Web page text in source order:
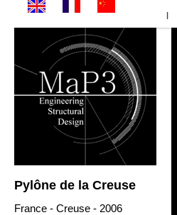
|
Pylône de la Creuse
France - Creuse - 2006